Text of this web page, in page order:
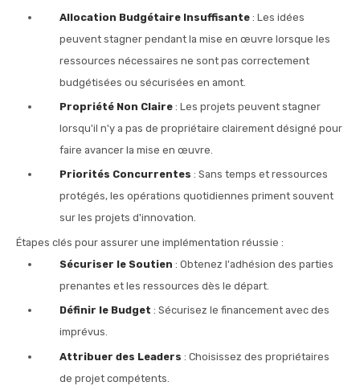
Allocation Budgétaire Insuffisante : Les idées
peuvent stagner pendant la mise en œuvre lorsque les
ressources nécessaires ne sont pas correctement
budgétisées ou sécurisées en amont.
Propriété Non Claire : Les projets peuvent stagner
lorsqu'il n'y a pas de propriétaire clairement désigné pour
faire avancer la mise en œuvre.
Priorités Concurrentes : Sans temps et ressources
protégés, les opérations quotidiennes priment souvent
sur les projets d'innovation.
Étapes clés pour assurer une implémentation réussie :
Sécuriser le Soutien : Obtenez l'adhésion des parties
prenantes et les ressources dès le départ.
Définir le Budget : Sécurisez le financement avec des
imprévus.
Attribuer des Leaders : Choisissez des propriétaires
de projet compétents.